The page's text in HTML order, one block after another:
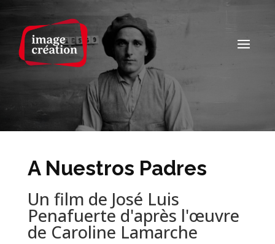
A Nuestros Padres
Un film de José Luis
Penafuerte d'après l'œuvre
de Caroline Lamarche